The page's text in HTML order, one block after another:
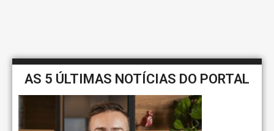
AS 5 ÚLTIMAS NOTÍCIAS DO PORTAL